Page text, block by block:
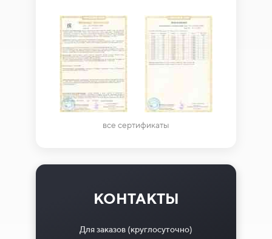
все сертификаты
КОНТАКТЫ
Для заказов (круглосуточно)